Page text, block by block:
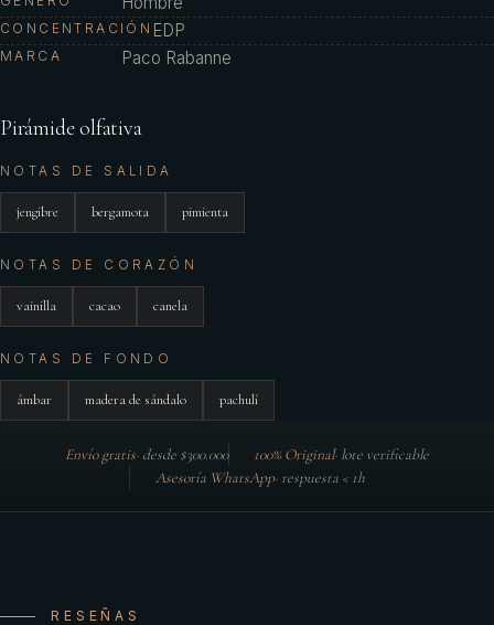
CONCENTRACIÓN EDP
MARCA Paco Rabanne
Pirámide olfativa
NOTAS DE SALIDA
jengibre bergamota pimienta
NOTAS DE CORAZÓN
vainilla cacao canela
NOTAS DE FONDO
ámbar madera de sándalo pachulí
Envío gratis· desde $300.000 100% Original· lote verificable
Asesoría WhatsApp· respuesta < 1h
RESEÑAS